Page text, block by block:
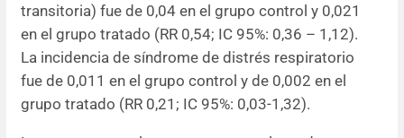
transitoria) fue de 0,04 en el grupo control y 0,021
en el grupo tratado (RR 0,54; IC 95%: 0,36 – 1,12).
La incidencia de síndrome de distrés respiratorio
fue de 0,011 en el grupo control y de 0,002 en el
grupo tratado (RR 0,21; IC 95%: 0,03-1,32).